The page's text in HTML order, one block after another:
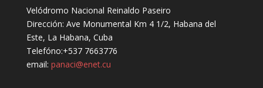
Velódromo Nacional Reinaldo Paseiro
Dirección: Ave Monumental Km 4 1/2, Habana del
Este, La Habana, Cuba
Telefóno:+537 7663776
email: panaci@enet.cu